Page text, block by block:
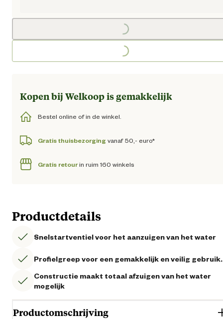
Loading...
Loading...
Kopen bij Welkoop is gemakkelijk
Bestel online of in de winkel.
Gratis thuisbezorging vanaf 50,- euro*
Gratis retourin ruim 160 winkels
Productdetails
Snelstartventiel voor het aanzuigen van het water
Profielgreep voor een gemakkelijk en veilig gebruik.
Constructie maakt totaal afzuigen van het water
mogelijk
Productomschrijving